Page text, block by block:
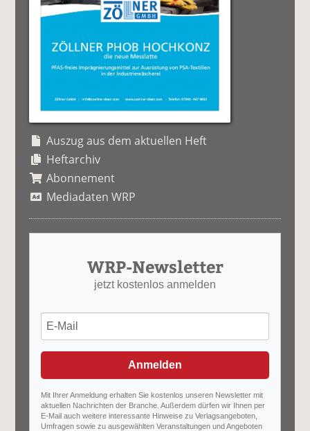
Auszug aus dem aktuellen Heft
Heftarchiv
Abonnement
Mediadaten WRP
WRP-Newsletter
jetzt kostenlos anmelden
Anmelden
Mit Ihrer Anmeldung erhalten Sie kostenlos unseren Newsletter mit
aktuellen Nachrichten der Branche. Außerdem dürfen wir Ihnen per
E-Mail auch weitere interessante Hinweise zu Verlagsangeboten,
Umfragen sowie zu ausgewählten Veranstaltungen und Angeboten